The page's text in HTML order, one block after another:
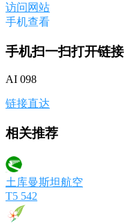
访问网站
手机查看
手机扫一扫打开链接
AI 098
链接直达
相关推荐
土库曼斯坦航空
T5 542